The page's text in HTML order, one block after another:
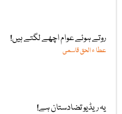
روتے ہوئے عوام اچھے لگتے ہیں!
عطا ء الحق قاسمی
یہ ریڈیو تضادستان ہے!